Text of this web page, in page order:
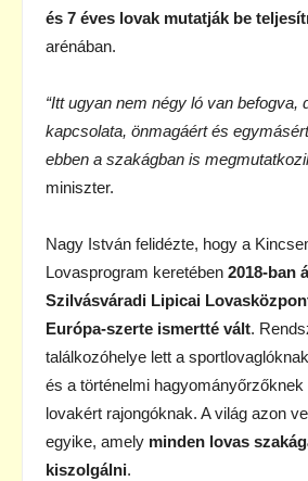
és 7 éves lovak mutatják be
arénában.
“Itt ugyan nem négy ló van befogva,
kapcsolata, önmagáért és
ebben a szakágban is
miniszter.
Nagy István felidézte, hogy a
Lovasprogram keretében 2018-ban
Szilvásváradi Lipicai
Európa-szerte ismertté vált.
találkozóhelye lett a
és a történelmi hagyományőrzőknek
lovakért rajongóknak. A világ azon
egyike, amely minden lovas
kiszolgálni.